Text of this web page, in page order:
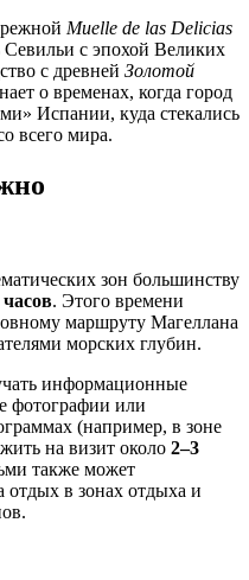
Muelle de las Delicias
Севильи с эпохой Великих
с древней Золотой
о временах, когда город
Испании, куда стекались
всего мира.
зон большинству
часов. Этого времени
маршруту Магеллана
морских глубин.
информационные
фотографии или
(например, в зоне
на визит около 2–3
также может
отдых в зонах отдыха и